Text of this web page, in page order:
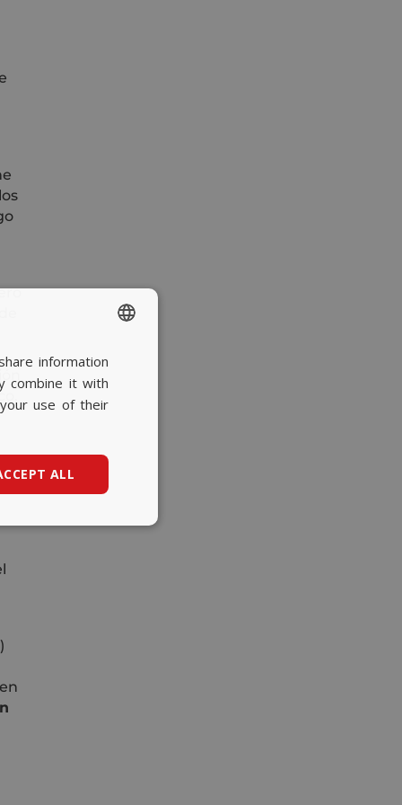
SPANISH
BASQUE
information
combine it with
use of their
ALL